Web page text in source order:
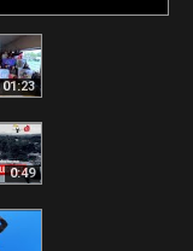
01:23
0:49